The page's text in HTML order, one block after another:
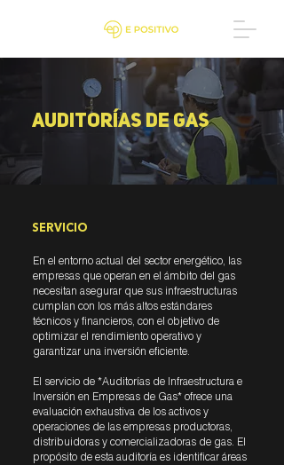
Auditorías de gas
SERVICIO
En el entorno actual del sector energético, las
empresas que operan en el ámbito del gas
necesitan asegurar que sus infraestructuras
cumplan con los más altos estándares
técnicos y financieros, con el objetivo de
optimizar el rendimiento operativo y
garantizar una inversión eficiente.
El servicio de *Auditorías de Infraestructura e
Inversión en Empresas de Gas* ofrece una
evaluación exhaustiva de los activos y
operaciones de las empresas productoras,
distribuidoras y comercializadoras de gas. El
propósito de esta auditoría es identificar áreas